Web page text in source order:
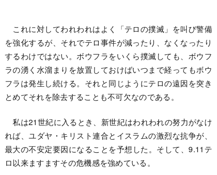
これに対してわれわれはよく「テロの撲滅」を叫び警備
を強化するが、それでテロ事件が減ったり、なくなったり
するわけではない。ボウフラをいくら撲滅しても、ボウフ
ラの湧く水溜まりを放置しておけばいつまで経ってもボウ
フラは発生し続ける。それと同じようにテロの遠因を突き
とめてそれを除去することも不可欠なのである。
私は21世紀に入るとき、新世紀はわれわれの努力がなけ
れば、ユダヤ・キリスト連合とイスラムの激烈な抗争が、
最大の不安定要因になることを予想した。そして、9.11テ
ロ以来ますますその危機感を強めている。